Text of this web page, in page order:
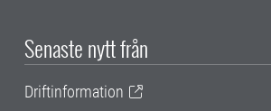
Senaste nytt från
Driftinformation